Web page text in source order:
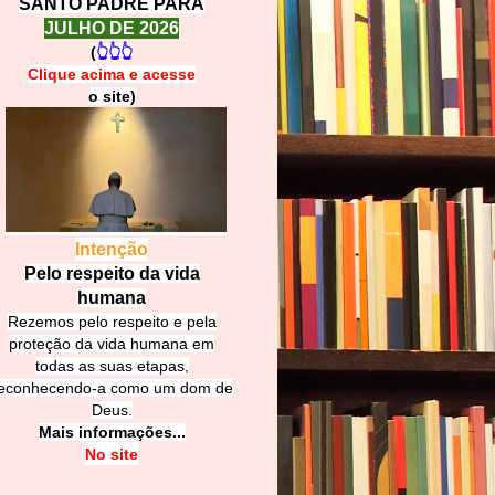
SANTO PADRE PARA
JULHO DE 2026
(👆👆👆
Clique acima e acesse
o site)
Intenção
Pelo respeito da vida
humana
Rezemos pelo respeito e pela
proteção da vida humana em
todas as suas etapas,
a como um dom de
Deus.
Mais informações...
No site